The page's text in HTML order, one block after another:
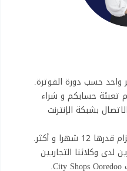
واحد حسب دورة الفوترة.
تعبئة حسابكم و شراء
بشبكة الإنترنت
و أكثر.
لدى وكلائنا التجاريين